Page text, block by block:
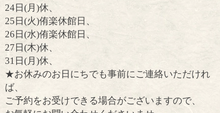
24日(月)休、
25日(火)侑楽休館日、
26日(水)侑楽休館日、
27日(木)休、
31日(月)休、
★お休みのお日にちでも事前にご連絡いただけれ
ば、
ご予約をお受けできる場合がございますので、